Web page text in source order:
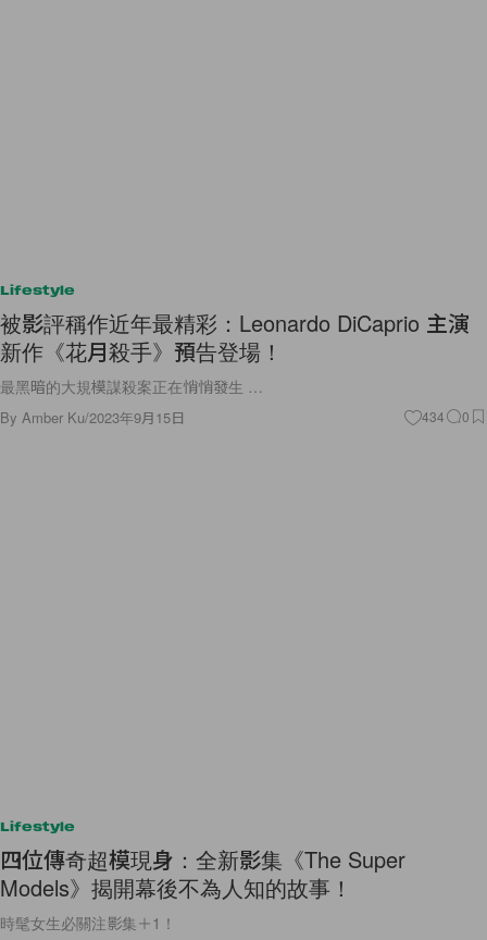
Lifestyle
被影評稱作近年最精彩：Leonardo DiCaprio 主演
新作《花月殺手》預告登場！
最黑暗的大規模謀殺案正在悄悄發生 …
By Amber Ku/2023年9月15日 434 0
Lifestyle
四位傳奇超模現身：全新影集《The Super
Models》揭開幕後不為人知的故事！
時髦女生必關注影集＋1！